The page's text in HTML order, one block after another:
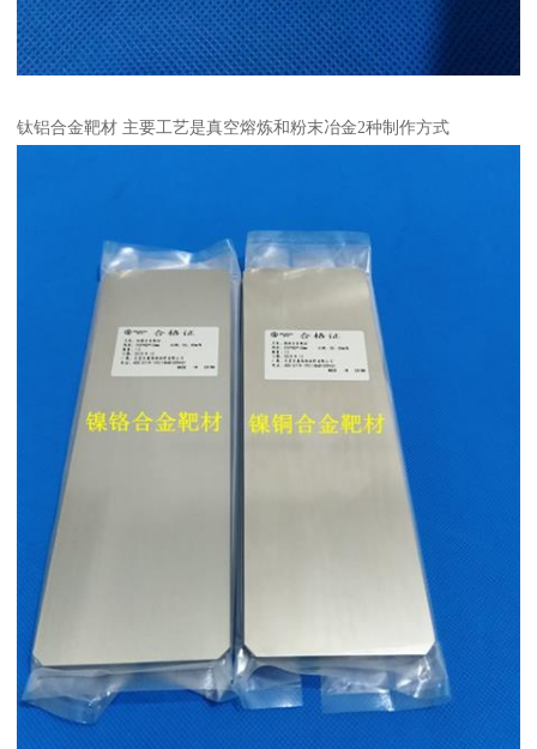
钛铝合金靶材 主要工艺是真空熔炼和粉末冶金2种制作方式